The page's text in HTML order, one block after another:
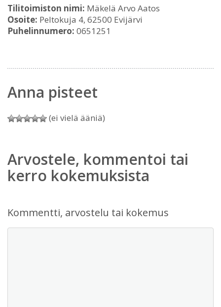
Tilitoimiston nimi: Mäkelä Arvo Aatos
Osoite: Peltokuja 4, 62500 Evijärvi
Puhelinnumero: 0651251
Anna pisteet
(ei vielä ääniä)
Arvostele, kommentoi tai
kerro kokemuksista
Kommentti, arvostelu tai kokemus